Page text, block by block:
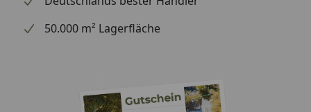
50.000 m² Lagerfläche